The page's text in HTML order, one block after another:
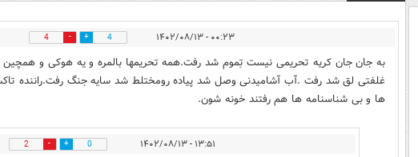
۰۰:۲۳ - ۱۴۰۲/۰۸/۱۳ 4
4
به جان جان کریه تحریمی نیست تِموم شد رفت.همه تحریمها بالمره و یه هوکی و همچین
غلفتی لق شد رفت .آب آشامیدنی وصل شد پیاده رومختلط شد سایه جنگ رفت.راننده
ها و بی شناسنامه ها هم رفتند خونه شون.
۱۳:۵۱ - ۱۴۰۲/۰۸/۱۳ 0
2